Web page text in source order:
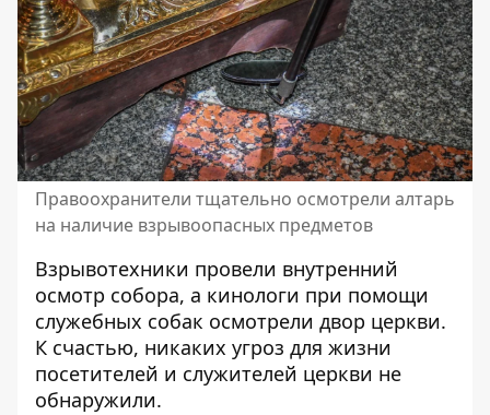
Правоохранители тщательно осмотрели алтарь
на наличие взрывоопасных предметов
Взрывотехники провели внутренний
осмотр собора, а кинологи при помощи
служебных собак осмотрели двор церкви.
К счастью, никаких угроз для жизни
посетителей и служителей церкви не
обнаружили.